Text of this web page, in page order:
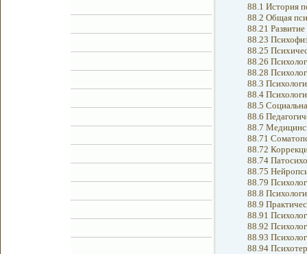
88.1 История
88.2 Общая
88.21
88.23
88.25
88.26
88.28
88.3
88.4
88.5
88.6
88.7
88.71
88.72
88.74
88.75
88.79
88.8
88.9
88.91
88.92
88.93
88.94